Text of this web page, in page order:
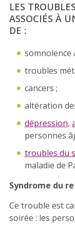
LES
ASSOCIÉS À
DE :
somnolence
troubles
cancers ;
altération
dépression,
personnes
troubles du
maladie de
Syndrome du
Ce trouble est
soirée : les